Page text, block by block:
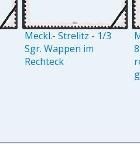
Meckl.- Strelitz - 1/3
Sgr. Wappen im
Rechteck